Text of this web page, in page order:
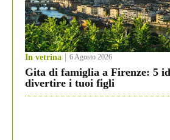
In vetrina 6 Agosto 2026
Gita di famiglia a Firenze: 5
divertire i tuoi figli